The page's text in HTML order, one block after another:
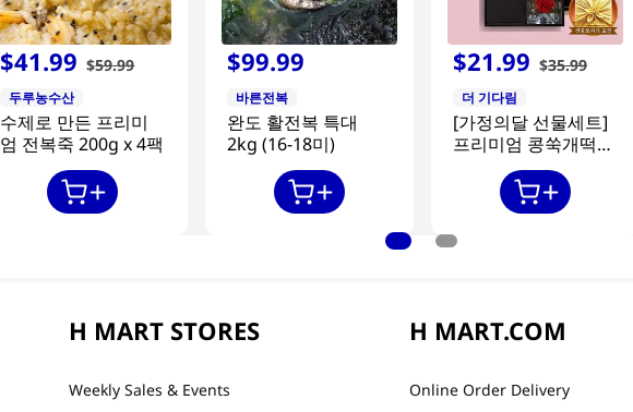
$41.99 $59.99
두루농수산
수제로 만든 프리미
엄 전복죽 200g x 4팩
$99.99
바른전복
완도 활전복 특대
2kg (16-18미)
$21.99 $35.99
더 기다림
[가정의달 선물세트]
프리미엄 콩쑥개떡
840g + 카네이션 2개
H MART STORES
Weekly Sales & Events
H MART.COM
Online Order Delivery